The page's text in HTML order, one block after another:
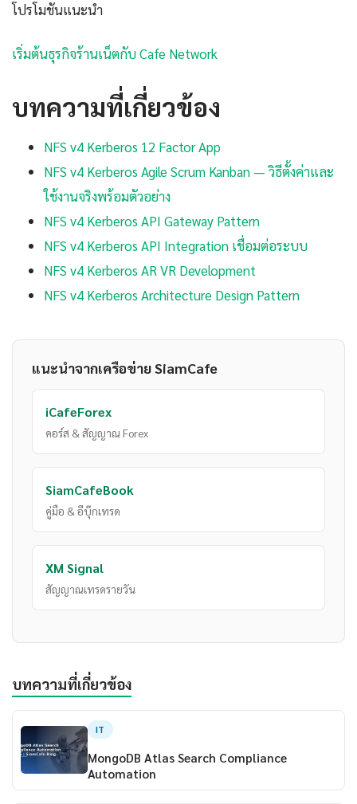
โปรโมชันแนะนำ
เริ่มต้นธุรกิจร้านเน็ตกับ Cafe Network
บทความที่เกี่ยวข้อง
NFS v4 Kerberos 12 Factor App
NFS v4 Kerberos Agile Scrum Kanban — วิธีตั้งค่าและ
ใช้งานจริงพร้อมตัวอย่าง
NFS v4 Kerberos API Gateway Pattern
NFS v4 Kerberos API Integration เชื่อมต่อระบบ
NFS v4 Kerberos AR VR Development
NFS v4 Kerberos Architecture Design Pattern
แนะนำจากเครือข่าย SiamCafe
iCafeForex
คอร์ส & สัญญาณ Forex
SiamCafeBook
คู่มือ & อีบุ๊กเทรด
XM Signal
สัญญาณเทรดรายวัน
บทความที่เกี่ยวข้อง
IT
MongoDB Atlas Search Compliance
Automation